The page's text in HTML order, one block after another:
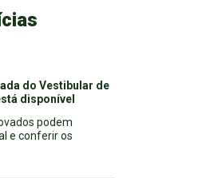
do Vestibular de
disponível
podem
e conferir os